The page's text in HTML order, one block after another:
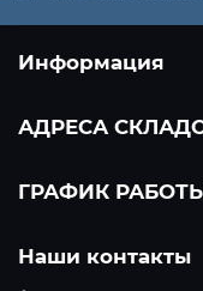
Информация
АДРЕСА
ГРАФИК
Наши контакты